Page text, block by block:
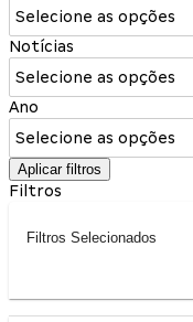
Selecione as opções
Notícias
Selecione as opções
Ano
Selecione as opções
Aplicar filtros
Filtros
Filtros Selecionados